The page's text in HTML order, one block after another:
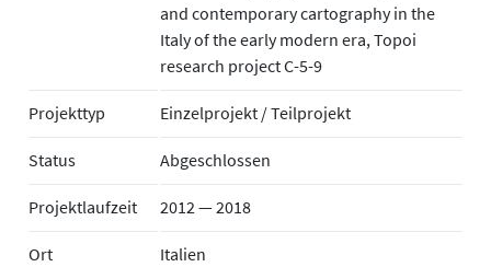
and contemporary cartography in the
Italy of the early modern era, Topoi
research project C-5-9
Projekttyp Einzelprojekt / Teilprojekt
Status Abgeschlossen
Projektlaufzeit 2012 — 2018
Ort Italien